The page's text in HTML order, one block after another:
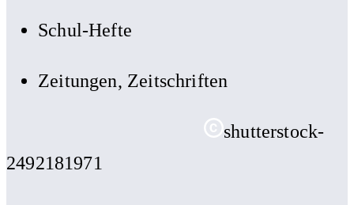
Schul-Hefte
Zeitungen, Zeitschriften
shutterstock-
2492181971